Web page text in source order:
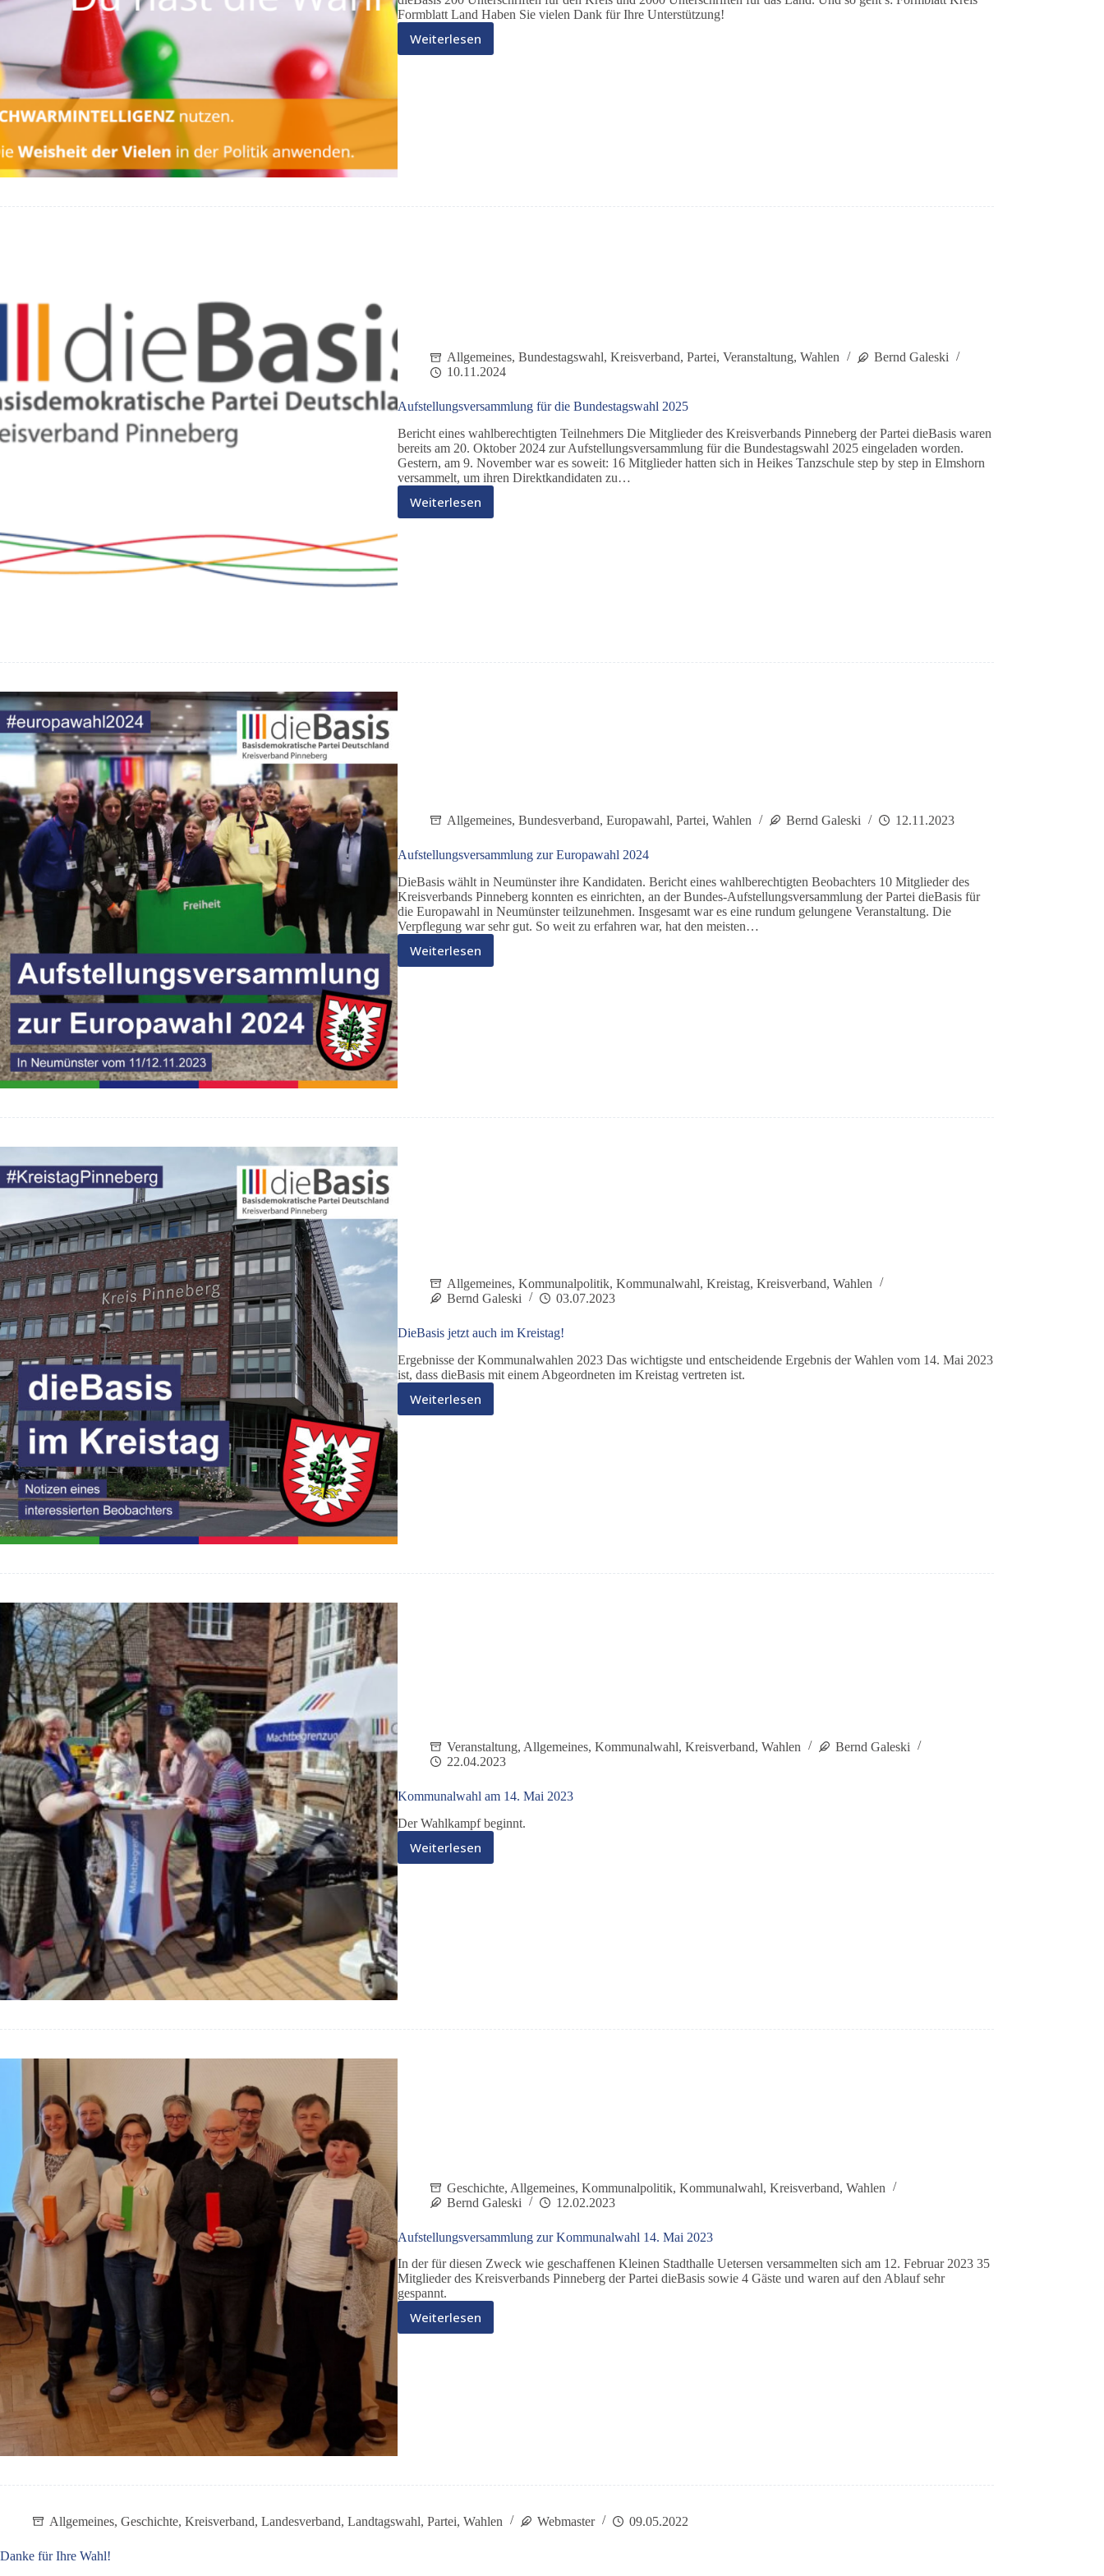
Formblatt Land Haben Sie vielen Dank für Ihre Unterstützung!
Weiterlesen
Sie
Allgemeines, Bundestagswahl, Kreisverband, Partei, Veranstaltung, Wahlen
Bernd Galeski
10.11.2024
Aufstellungsversammlung für die Bundestagswahl 2025
Bericht eines wahlberechtigten Teilnehmers Die Mitglieder des Kreisverbands Pinneberg der Partei dieBasis waren
bereits am 20. Oktober 2024 zur Aufstellungsversammlung für die Bundestagswahl 2025 eingeladen worden.
Gestern, am 9. November war es soweit: 16 Mitglieder hatten sich in Heikes Tanzschule step by step in Elmshorn
versammelt, um ihren Direktkandidaten zu…
WeiterlesenAufstellungsversammlung
Allgemeines, Bundesverband, Europawahl, Partei, Wahlen Bernd Galeski 12.11.2023
Aufstellungsversammlung zur Europawahl 2024
DieBasis wählt in Neumünster ihre Kandidaten. Bericht eines wahlberechtigten Beobachters 10 Mitglieder des
Kreisverbands Pinneberg konnten es einrichten, an der Bundes-Aufstellungsversammlung der Partei dieBasis für
die Europawahl in Neumünster teilzunehmen. Insgesamt war es eine rundum gelungene Veranstaltung. Die
Verpflegung war sehr gut. So weit zu erfahren war, hat den meisten…
WeiterlesenAufstellungsversammlung
Allgemeines, Kommunalpolitik, Kommunalwahl, Kreistag, Kreisverband, Wahlen
Bernd Galeski
03.07.2023
DieBasis jetzt auch im Kreistag!
Ergebnisse der Kommunalwahlen 2023 Das wichtigste und entscheidende Ergebnis der Wahlen vom 14. Mai 2023
ist, dass dieBasis mit einem Abgeordneten im Kreistag vertreten ist.
Weiterlesen
DieBasis
Veranstaltung, Allgemeines, Kommunalwahl, Kreisverband, Wahlen
Bernd Galeski
22.04.2023
Kommunalwahl am 14. Mai 2023
Der Wahlkampf beginnt.
WeiterlesenKommunalwahl
Geschichte, Allgemeines, Kommunalpolitik, Kommunalwahl, Kreisverband, Wahlen
Bernd Galeski
12.02.2023
Aufstellungsversammlung zur Kommunalwahl 14. Mai 2023
In der für diesen Zweck wie geschaffenen Kleinen Stadthalle Uetersen versammelten sich am 12. Februar 2023 35
Mitglieder des Kreisverbands Pinneberg der Partei dieBasis sowie 4 Gäste und waren auf den Ablauf sehr
gespannt.
WeiterlesenAufstellungsversammlung
Allgemeines, Geschichte, Kreisverband, Landesverband, Landtagswahl, Partei, Wahlen Webmaster 09.05.2022
Danke für Ihre Wahl!